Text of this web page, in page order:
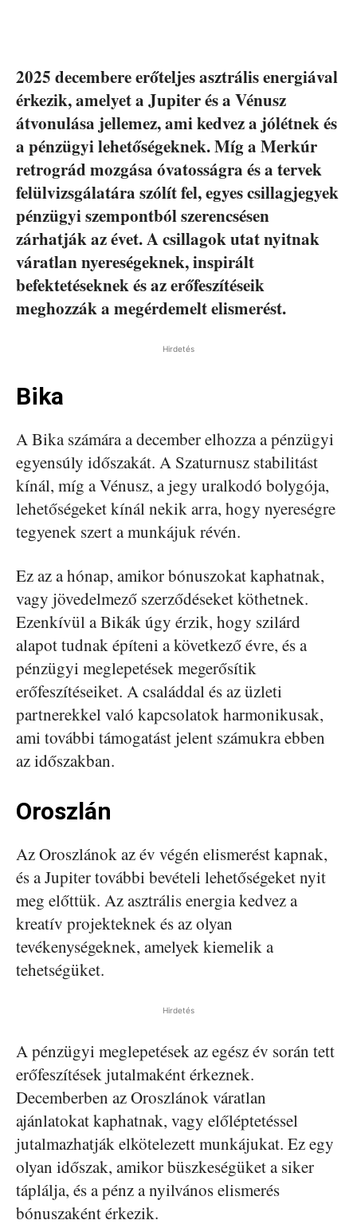
2025 decembere erőteljes asztrális energiával
érkezik, amelyet a Jupiter és a Vénusz
átvonulása jellemez, ami kedvez a jólétnek és
a pénzügyi lehetőségeknek. Míg a Merkúr
retrográd mozgása óvatosságra és a tervek
felülvizsgálatára szólít fel, egyes csillagjegyek
pénzügyi szempontból szerencsésen
zárhatják az évet. A csillagok utat nyitnak
váratlan nyereségeknek, inspirált
befektetéseknek és az erőfeszítéseik
meghozzák a megérdemelt elismerést.
Hirdetés
Bika
A Bika számára a december elhozza a pénzügyi
egyensúly időszakát. A Szaturnusz stabilitást
kínál, míg a Vénusz, a jegy uralkodó bolygója,
lehetőségeket kínál nekik arra, hogy nyereségre
tegyenek szert a munkájuk révén.
Ez az a hónap, amikor bónuszokat kaphatnak,
vagy jövedelmező szerződéseket köthetnek.
Ezenkívül a Bikák úgy érzik, hogy szilárd
alapot tudnak építeni a következő évre, és a
pénzügyi meglepetések megerősítik
erőfeszítéseiket. A családdal és az üzleti
partnerekkel való kapcsolatok harmonikusak,
ami további támogatást jelent számukra ebben
az időszakban.
Oroszlán
Az Oroszlánok az év végén elismerést kapnak,
és a Jupiter további bevételi lehetőségeket nyit
meg előttük. Az asztrális energia kedvez a
kreatív projekteknek és az olyan
tevékenységeknek, amelyek kiemelik a
tehetségüket.
Hirdetés
A pénzügyi meglepetések az egész év során tett
erőfeszítések jutalmaként érkeznek.
Decemberben az Oroszlánok váratlan
ajánlatokat kaphatnak, vagy előléptetéssel
jutalmazhatják elkötelezett munkájukat. Ez egy
olyan időszak, amikor büszkeségüket a siker
táplálja, és a pénz a nyilvános elismerés
bónuszaként érkezik.